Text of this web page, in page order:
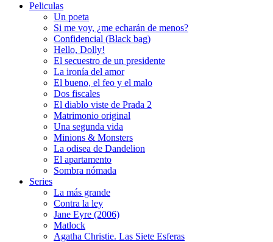
Peliculas
Un poeta
Si me voy, ¿me echarán de menos?
Confidencial (Black bag)
Hello, Dolly!
El secuestro de un presidente
La ironía del amor
El bueno, el feo y el malo
Dos fiscales
El diablo viste de Prada 2
Matrimonio original
Una segunda vida
Minions & Monsters
La odisea de Dandelion
El apartamento
Sombra nómada
Series
La más grande
Contra la ley
Jane Eyre (2006)
Matlock
Agatha Christie. Las Siete Esferas